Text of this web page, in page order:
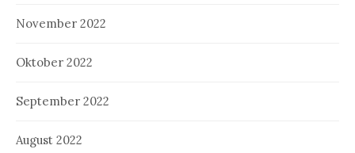
November 2022
Oktober 2022
September 2022
August 2022